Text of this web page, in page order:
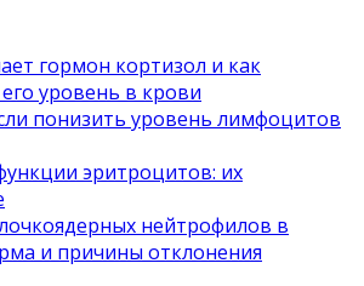
гормон кортизол и как
уровень в крови
понизить уровень лимфоцитов
эритроцитов: их
нейтрофилов в
и причины отклонения